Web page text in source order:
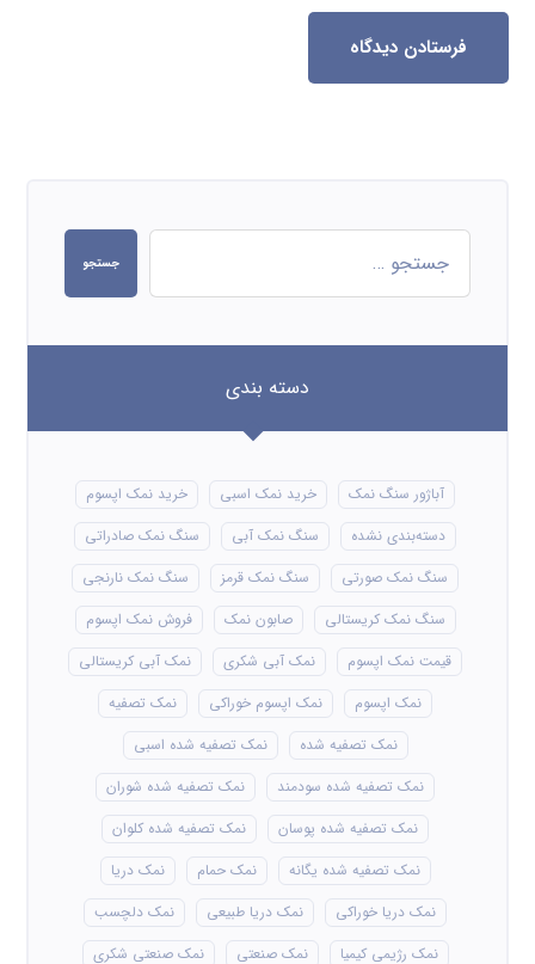
فرستادن دیدگاه
جستجو
دسته بندی
آباژور سنگ نمک خرید نمک اسبی
خرید نمک اپسوم
دسته‌بندی نشده
سنگ نمک آبی
سنگ نمک صادراتی
سنگ نمک صورتی
سنگ نمک قرمز
سنگ نمک نارنجی
سنگ نمک کریستالی
صابون نمک
فروش نمک اپسوم
قیمت نمک اپسوم
نمک آبی شکری
نمک آبی کریستالی
نمک اپسوم
نمک اپسوم خوراکی
نمک تصفیه
نمک تصفیه شده
نمک تصفیه شده اسبی
نمک تصفیه شده سودمند
نمک تصفیه شده شوران
نمک تصفیه شده پوسان
نمک تصفیه شده کلوان
نمک تصفیه شده یگانه
نمک حمام
نمک دریا
نمک دریا خوراکی
نمک دریا طبیعی
نمک دلچسب
نمک رژیمی کیمیا
نمک صنعتی
نمک صنعتی شکری